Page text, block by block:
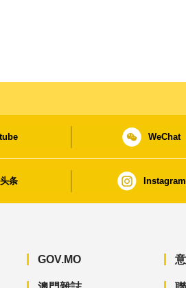
WeChat
条 Instagram
GOV.MO